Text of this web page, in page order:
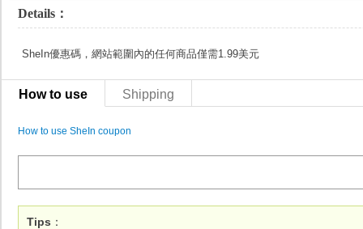
Details：
SheIn優惠碼，網站範圍內的任何商品僅需1.99美元
How to use Shipping
How to use SheIn coupon
Tips ：